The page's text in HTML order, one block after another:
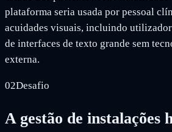
plataforma seria usada por pessoal
acuidades visuais, incluindo
de interfaces de texto grande sem
externa.
02Desafio
A gestão de instalações